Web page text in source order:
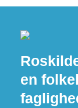
en